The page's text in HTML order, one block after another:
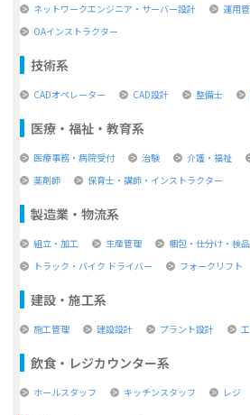
ネットワークエンジニア・サーバー設計
運用
OAインストラクター
技術系
CADオペレーター CAD設計 整備士
医療・福祉・教育系
医療事務・病院受付 治験 介護・福祉
薬剤師
保育士・講師・インストラクター
製造業・物流系
組立・加工 生産管理
梱包・仕分け・検品
トラック・バイク ドライバー
フォークリフト
建設・施工系
施工管理 建設設計 プラント設計
飲食・レジカウンター系
ホールスタッフ キッチンスタッフ レジ